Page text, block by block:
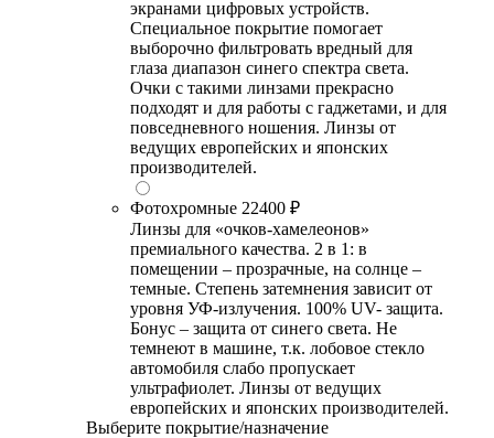
экранами цифровых устройств.
Специальное покрытие помогает
выборочно фильтровать вредный для
глаза диапазон синего спектра света.
Очки с такими линзами прекрасно
подходят и для работы с гаджетами, и для
повседневного ношения. Линзы от
ведущих европейских и японских
производителей.
Фотохромные 22400 ₽
Линзы для «очков-хамелеонов»
премиального качества. 2 в 1: в
помещении – прозрачные, на солнце –
темные. Степень затемнения зависит от
уровня УФ-излучения. 100% UV- защита.
Бонус – защита от синего света. Не
темнеют в машине, т.к. лобовое стекло
автомобиля слабо пропускает
ультрафиолет. Линзы от ведущих
европейских и японских производителей.
Выберите покрытие/назначение